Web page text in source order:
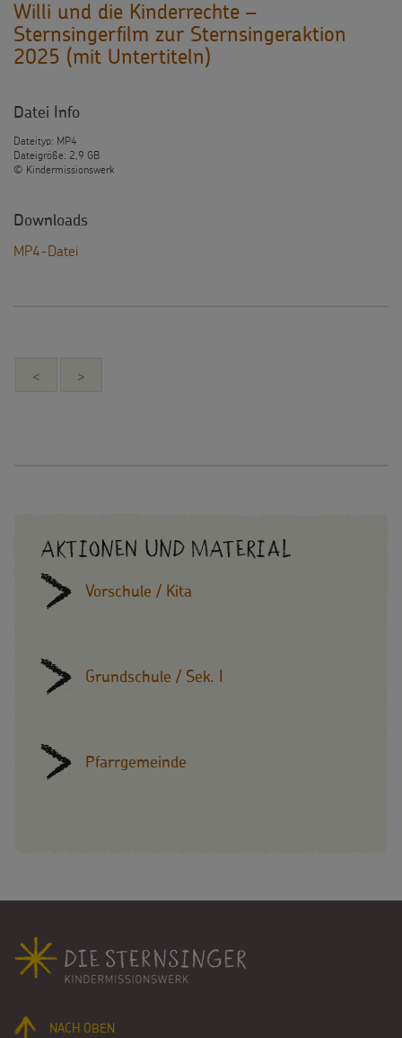
Willi und die Kinderrechte –
Sternsingerfilm zur Sternsingeraktion
2025 (mit Untertiteln)
Datei Info
Dateityp: MP4
Dateigröße: 2,9 GB
© Kindermissionswerk
Downloads
MP4-Datei
< >
Aktionen und Material
Vorschule / Kita
Grundschule / Sek. I
Pfarrgemeinde
Fußbereich
NACH OBEN